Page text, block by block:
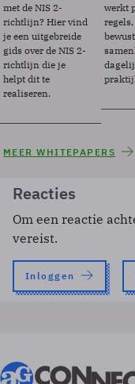
met de NIS 2-
richtlijn? Hier vind
je een uitgebreide
gids over de NIS 2-
richtlijn die je
helpt dit te
realiseren.
werkt
MEER WHITEPAPERS
Reacties
Om een reactie
vereist.
Inloggen